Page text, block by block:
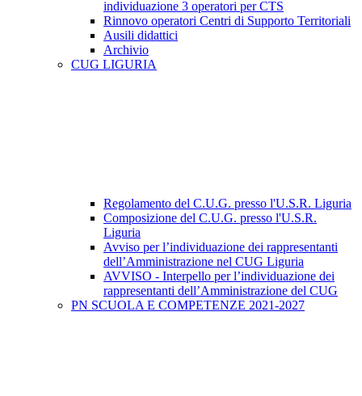
individuazione 3 operatori per CTS
Rinnovo operatori Centri di Supporto Territoriali
Ausili didattici
Archivio
CUG LIGURIA
Regolamento del C.U.G. presso l'U.S.R. Liguria
Composizione del C.U.G. presso l'U.S.R.
Liguria
Avviso per l’individuazione dei rappresentanti
dell’Amministrazione nel CUG Liguria
AVVISO - Interpello per l’individuazione dei
rappresentanti dell’Amministrazione del CUG
PN SCUOLA E COMPETENZE 2021-2027